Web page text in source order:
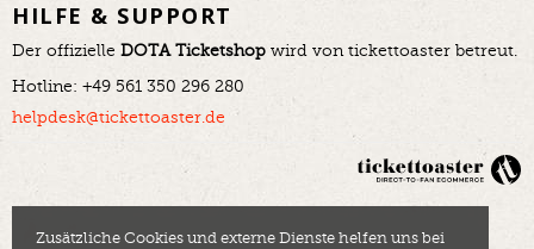
HILFE & SUPPORT
Der offizielle DOTA Ticketshop wird von tickettoaster betreut.
Hotline: +49 561 350 296 280
helpdesk@tickettoaster.de
Zusätzliche Cookies und externe Dienste helfen uns bei